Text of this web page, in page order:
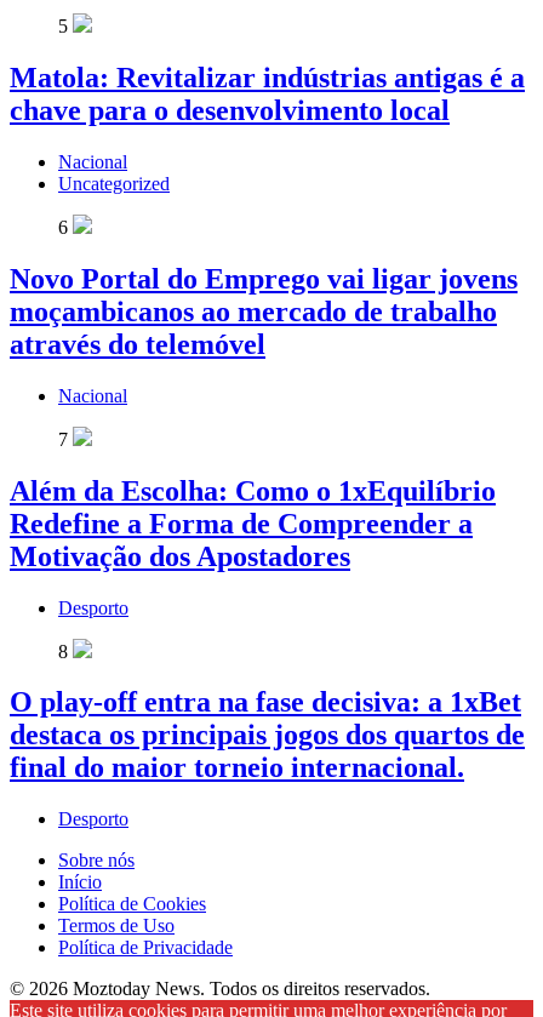
5
Matola: Revitalizar indústrias antigas é a
chave para o desenvolvimento local
Nacional
Uncategorized
6
Novo Portal do Emprego vai ligar jovens
moçambicanos ao mercado de trabalho
através do telemóvel
Nacional
7
Além da Escolha: Como o 1xEquilíbrio
Redefine a Forma de Compreender a
Motivação dos Apostadores
Desporto
8
O play-off entra na fase decisiva: a 1xBet
destaca os principais jogos dos quartos de
final do maior torneio internacional.
Desporto
Sobre nós
Início
Política de Cookies
Termos de Uso
Política de Privacidade
© 2026 Moztoday News. Todos os direitos reservados.
Este site utiliza cookies para permitir uma melhor experiência por